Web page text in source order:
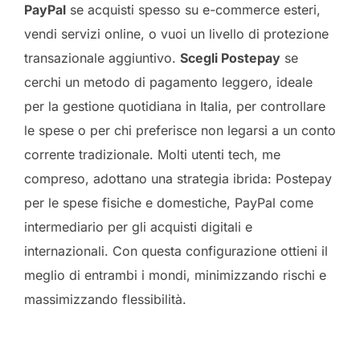
PayPal se acquisti spesso su e-commerce esteri,
vendi servizi online, o vuoi un livello di protezione
transazionale aggiuntivo. Scegli Postepay se
cerchi un metodo di pagamento leggero, ideale
per la gestione quotidiana in Italia, per controllare
le spese o per chi preferisce non legarsi a un conto
corrente tradizionale. Molti utenti tech, me
compreso, adottano una strategia ibrida: Postepay
per le spese fisiche e domestiche, PayPal come
intermediario per gli acquisti digitali e
internazionali. Con questa configurazione ottieni il
meglio di entrambi i mondi, minimizzando rischi e
massimizzando flessibilità.